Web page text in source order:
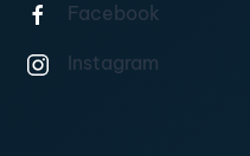
Facebook
Instagram